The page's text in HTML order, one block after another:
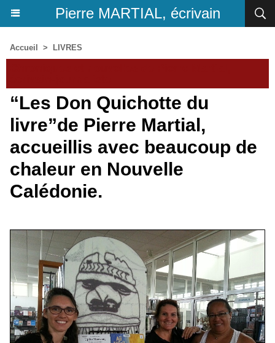
Pierre MARTIAL, écrivain
Accueil > LIVRES
“Les Don Quichotte du
livre”de Pierre Martial,
accueillis avec beaucoup de
chaleur en Nouvelle
Calédonie.